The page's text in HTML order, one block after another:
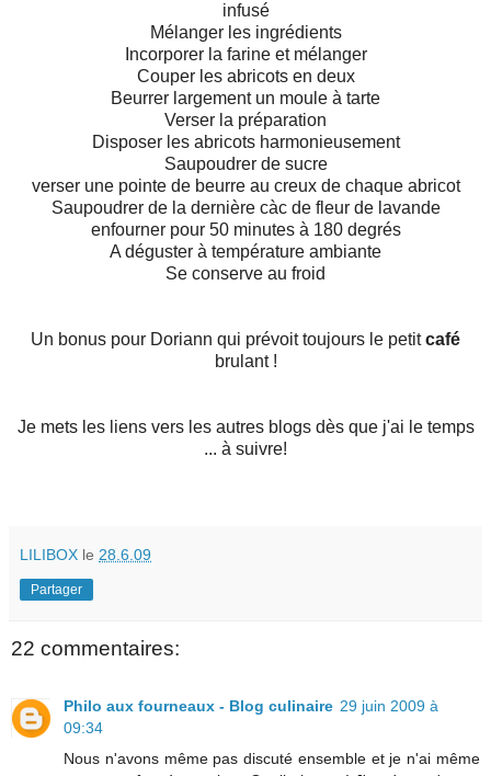
infusé
Mélanger les ingrédients
Incorporer la farine et mélanger
Couper les abricots en deux
Beurrer largement un moule à tarte
Verser la préparation
Disposer les abricots harmonieusement
Saupoudrer de sucre
verser une pointe de beurre au creux de chaque abricot
Saupoudrer de la dernière càc de fleur de lavande
enfourner pour 50 minutes à 180 degrés
A déguster à température ambiante
Se conserve au froid
Un bonus pour Doriann qui prévoit toujours le petitcafé
brulant !
Je mets les liens vers les autres blogs dès que j'ai le temps
... à suivre!
LILIBOX le 28.6.09
Partager
22 commentaires:
Philo aux fourneaux - Blog culinaire 29 juin 2009 à
09:34
Nous n'avons même pas discuté ensemble et je n'ai même